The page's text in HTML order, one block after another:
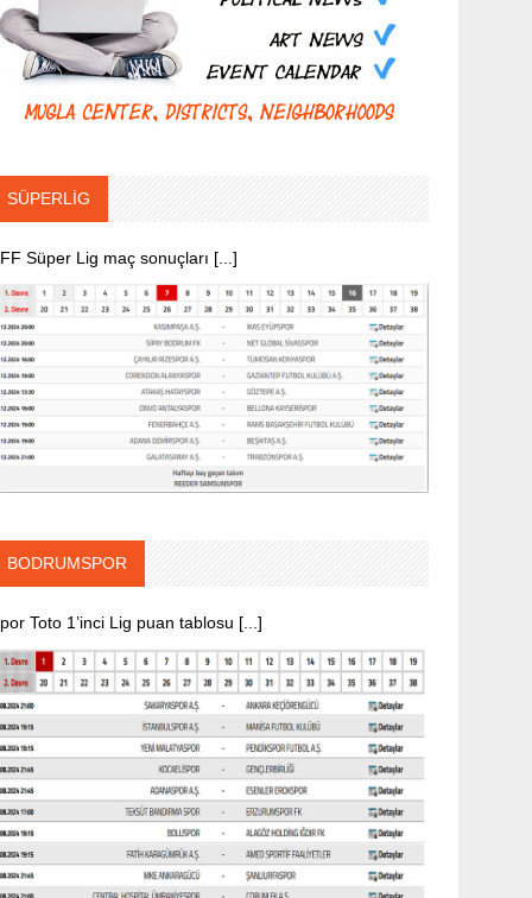
SÜPERLİG
Süper Lig maç sonuçları [...]
BODRUMSPOR
Toto 1’inci Lig puan tablosu [...]